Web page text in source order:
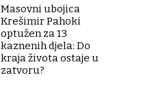
Masovni ubojica
Krešimir Pahoki
optužen za 13
kaznenih djela: Do
kraja života ostaje u
zatvoru?